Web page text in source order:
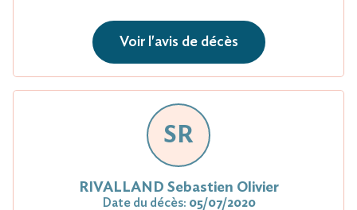
Voir l'avis de décès
SR
RIVALLAND Sebastien Olivier
Date du décès: 05/07/2020